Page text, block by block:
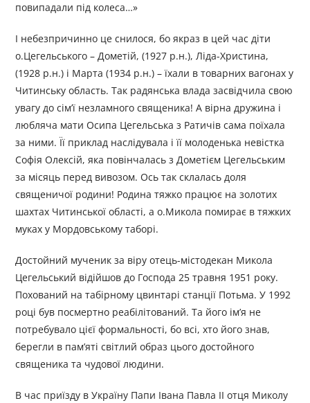
повипадали під колеса…»
І небезпричинно це снилося, бо якраз в цей час діти
о.Цегельського – Дометій, (1927 р.н.), Ліда-Христина,
(1928 р.н.) і Марта (1934 р.н.) – їхали в товарних вагонах у
Читинську область. Так радянська влада засвідчила свою
увагу до сім’ї незламного священика! А вірна дружина і
любляча мати Осипа Цегельська з Ратичів сама поїхала
за ними. Її приклад наслідувала і її молоденька невістка
Софія Олексій, яка повінчалась з Дометієм Цегельським
за місяць перед вивозом. Ось так склалась доля
священичої родини! Родина тяжко працює на золотих
шахтах Читинської області, а о.Микола помирає в тяжких
муках у Мордовському таборі.
Достойний мученик за віру отець-містодекан Микола
Цегельський відійшов до Господа 25 травня 1951 року.
Похований на табірному цвинтарі станції Потьма. У 1992
році був посмертно реабілітований. Та його ім’я не
потребувало цієї формальності, бо всі, хто його знав,
берегли в пам’яті світлий образ цього достойного
священика та чудової людини.
В час приїзду в Україну Папи Івана Павла ІІ отця Миколу